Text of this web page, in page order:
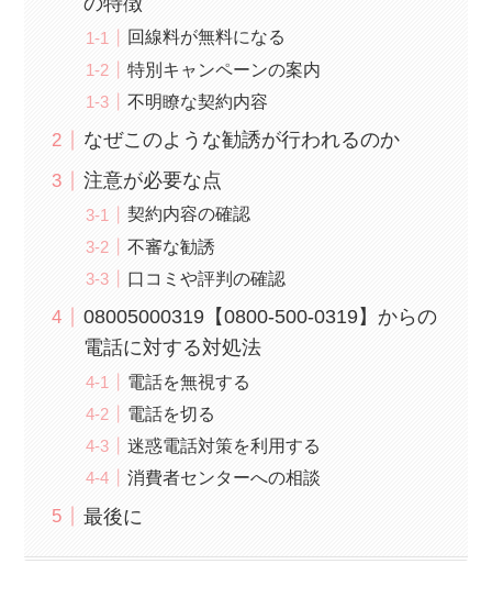
回線料が無料になる
特別キャンペーンの案内
不明瞭な契約内容
なぜこのような勧誘が行われるのか
注意が必要な点
契約内容の確認
不審な勧誘
口コミや評判の確認
08005000319【0800-500-0319】からの
電話に対する対処法
電話を無視する
電話を切る
迷惑電話対策を利用する
消費者センターへの相談
最後に